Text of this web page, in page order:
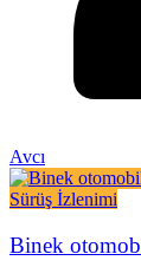
Avcı
Sürüş İzlenimi
Binek